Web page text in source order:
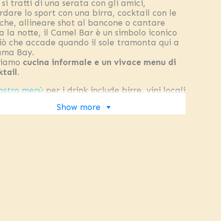
si tratti di una serata con gli amici,
lo sport con una birra, cocktail con le
allineare shot al bancone o cantare
la notte, il Camel Bar è un simbolo iconico
che accade quando il sole tramonta qui a
Bay.
cucina informale e un vivace menu di
.
menùper i drink include birre, vini locali
i menu sono offerti in tutti e tre i bar.
Show more